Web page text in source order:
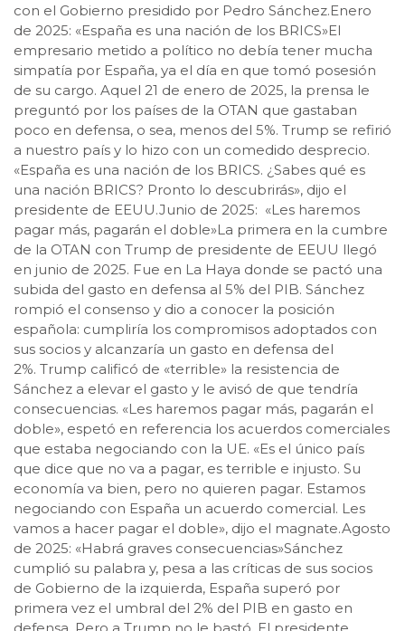
con el Gobierno presidido por Pedro Sánchez.Enero
de 2025: «España es una nación de los BRICS»El
empresario metido a político no debía tener mucha
simpatía por España, ya el día en que tomó posesión
de su cargo. Aquel 21 de enero de 2025, la prensa le
preguntó por los países de la OTAN que gastaban
poco en defensa, o sea, menos del 5%. Trump se refirió
a nuestro país y lo hizo con un comedido desprecio.
«España es una nación de los BRICS. ¿Sabes qué es
una nación BRICS? Pronto lo descubrirás», dijo el
presidente de EEUU.Junio de 2025: «Les haremos
pagar más, pagarán el doble»La primera en la cumbre
de la OTAN con Trump de presidente de EEUU llegó
en junio de 2025. Fue en La Haya donde se pactó una
subida del gasto en defensa al 5% del PIB. Sánchez
rompió el consenso y dio a conocer la posición
española: cumpliría los compromisos adoptados con
sus socios y alcanzaría un gasto en defensa del
2%. Trump calificó de «terrible» la resistencia de
Sánchez a elevar el gasto y le avisó de que tendría
consecuencias. «Les haremos pagar más, pagarán el
doble», espetó en referencia los acuerdos comerciales
que estaba negociando con la UE. «Es el único país
que dice que no va a pagar, es terrible e injusto. Su
economía va bien, pero no quieren pagar. Estamos
negociando con España un acuerdo comercial. Les
vamos a hacer pagar el doble», dijo el magnate.Agosto
de 2025: «Habrá graves consecuencias»Sánchez
cumplió su palabra y, pesa a las críticas de sus socios
de Gobierno de la izquierda, España superó por
primera vez el umbral del 2% del PIB en gasto en